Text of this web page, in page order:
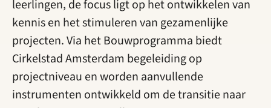
leerlingen, de focus ligt op het ontwikkelen van
kennis en het stimuleren van gezamenlijke
projecten. Via het Bouwprogramma biedt
Cirkelstad Amsterdam begeleiding op
projectniveau en worden aanvullende
instrumenten ontwikkeld om de transitie naar